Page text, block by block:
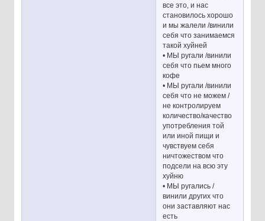
все это, и нас
становилось хорошо
и мы жалели /винили
себя что занимаемся
такой хуйней
• МЫ ругали /винили
себя что пьем много
кофе
• МЫ ругали /винили
себя что не можем /
не контролируем
количество/качество
употребления той
или иной пищи и
чувствуем себя
ничтожеством что
подсели на всю эту
хуйню
• МЫ ругались /
винили других что
они заставляют нас
есть